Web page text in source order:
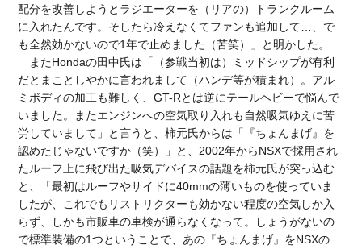
配分を改善しようとラジエーターを（リアの）トランクルーム
に入れたんです。そしたら冷えなくてファンも追加して…、で
も全然効かないので1年で止めました（苦笑）」と明かした。
またHondaの田中氏は「（参戦当初は）ミッドシップが有利
だとまことしやかに言われまして（ハンデ等が積まれ）。アル
ミボディの加工も難しく、GT-Rとは逆にテールヘビーで悩んで
いました。またエンジンへの空気取り入れも自然吸気ゆえに苦
労していまして」と言うと、柿元氏からは「『ちょんまげ』を
認めたじゃないですか（笑）」と、2002年からNSXで採用され
たルーフ上に飛び出た吸気デバイスの話題を柿元氏が突っ込む
と、「最初はルーフやサイドに40mmの薄いものを使っていま
したが、これでもリストリクターも効かない程度の空気しか入
らず、しかも市販車の車検が通らなくなって。しょうがないの
で標準装備の1つということで、あの『ちょんまげ』をNSXの